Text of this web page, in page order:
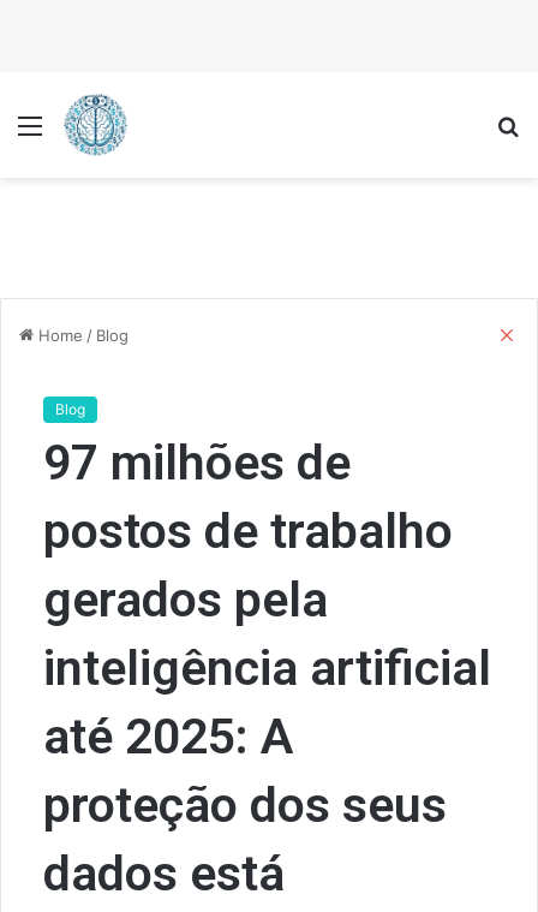
Menu
Home / Blog
Blog
97 milhões de
postos de trabalho
gerados pela
inteligência artificial
até 2025: A
proteção dos seus
dados está